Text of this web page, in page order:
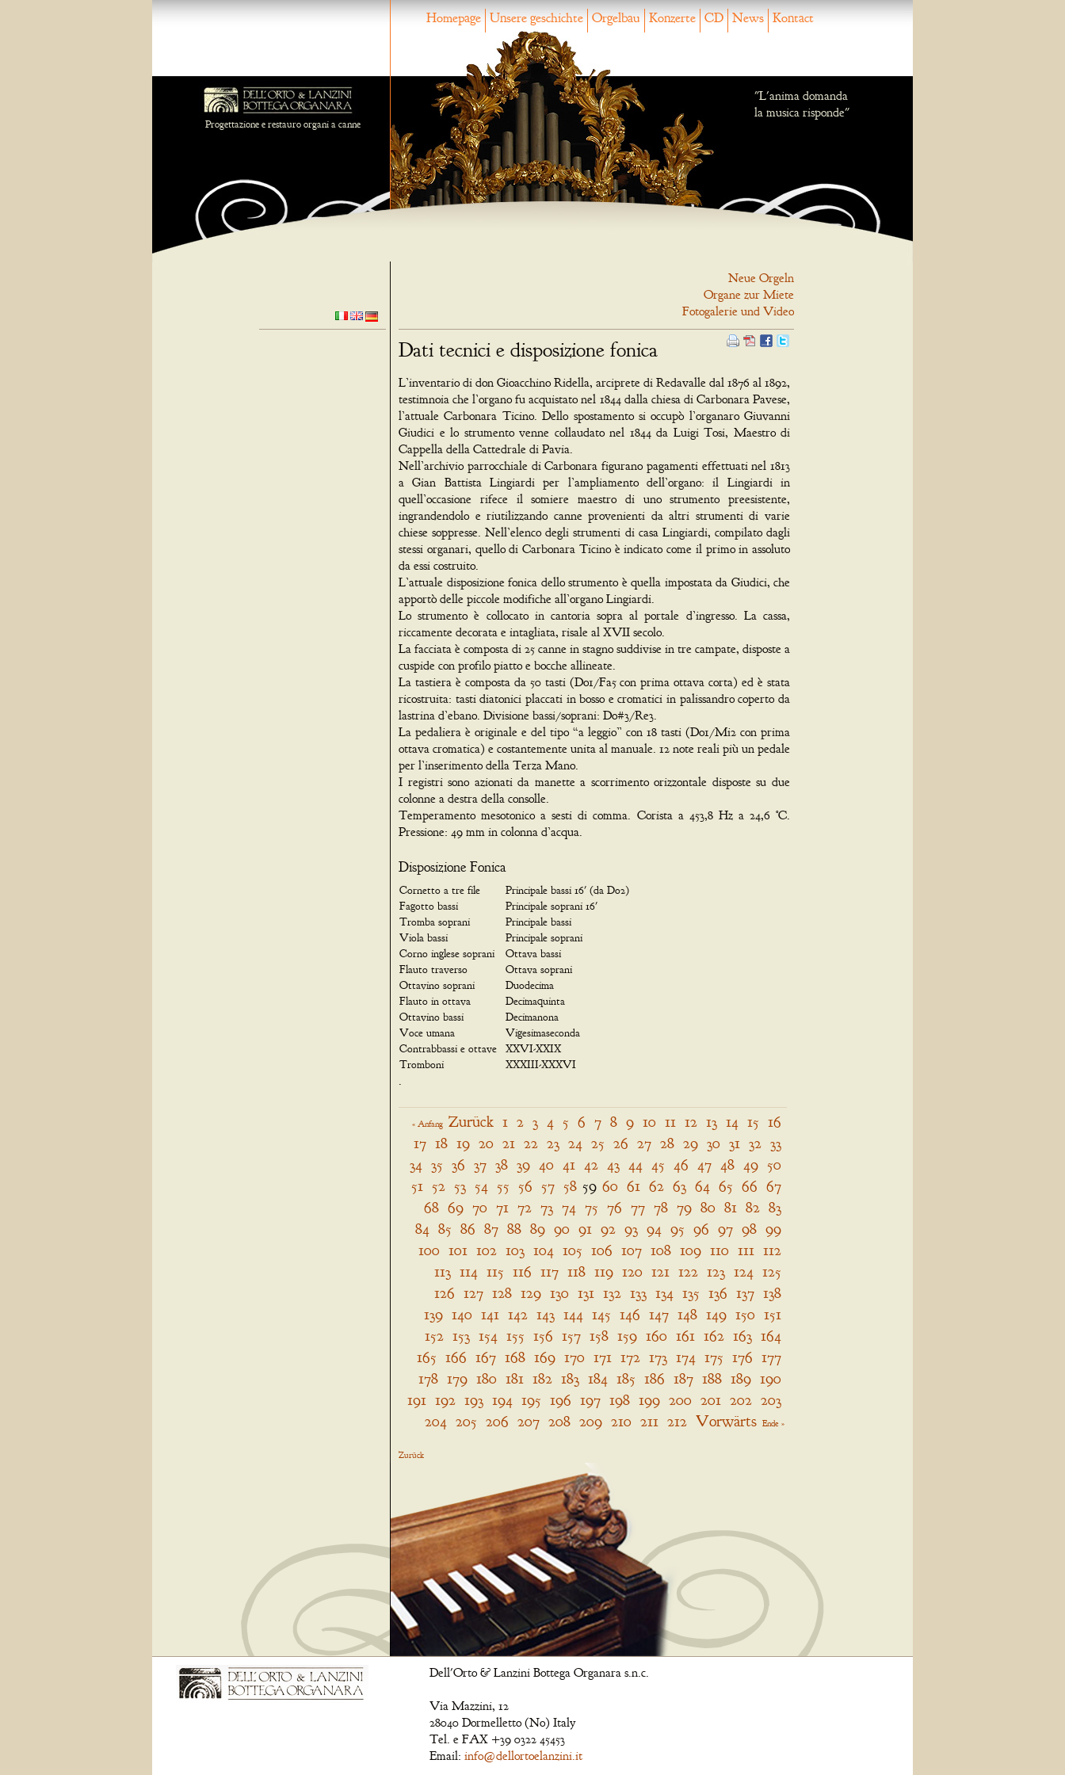
Homepage Unsere geschichte Orgelbau Konzerte CD News Kontact
Progettazione e restauro organi a canne
"L'anima domanda
la musica risponde"
Neue Orgeln
Organe zur Miete
Fotogalerie und Video
Dati tecnici e disposizione fonica
L’inventario di don Gioacchino Ridella, arciprete di Redavalle dal 1876 al 1892,
testimnoia che l’organo fu acquistato nel 1844 dalla chiesa di Carbonara Pavese,
l’attuale Carbonara Ticino. Dello spostamento si occupò l’organaro Giuvanni
Giudici e lo strumento venne collaudato nel 1844 da Luigi Tosi, Maestro di
Cappella della Cattedrale di Pavia.
Nell’archivio parrocchiale di Carbonara figurano pagamenti effettuati nel 1813
a Gian Battista Lingiardi per l’ampliamento dell’organo: il Lingiardi in
quell’occasione rifece il somiere maestro di uno strumento preesistente,
ingrandendolo e riutilizzando canne provenienti da altri strumenti di varie
chiese soppresse. Nell’elenco degli strumenti di casa Lingiardi, compilato dagli
stessi organari, quello di Carbonara Ticino è indicato come il primo in assoluto
da essi costruito.
L’attuale disposizione fonica dello strumento è quella impostata da Giudici, che
apportò delle piccole modifiche all’organo Lingiardi.
Lo strumento è collocato in cantoria sopra al portale d’ingresso. La cassa,
riccamente decorata e intagliata, risale al XVII secolo.
La facciata è composta di 25 canne in stagno suddivise in tre campate, disposte a
cuspide con profilo piatto e bocche allineate.
La tastiera è composta da 50 tasti (Do1/Fa5 con prima ottava corta) ed è stata
ricostruita: tasti diatonici placcati in bosso e cromatici in palissandro coperto da
lastrina d’ebano. Divisione bassi/soprani: Do#3/Re3.
La pedaliera è originale e del tipo “a leggio” con 18 tasti (Do1/Mi2 con prima
ottava cromatica) e costantemente unita al manuale. 12 note reali più un pedale
per l’inserimento della Terza Mano.
I registri sono azionati da manette a scorrimento orizzontale disposte su due
colonne a destra della consolle.
Temperamento mesotonico a sesti di comma. Corista a 453,8 Hz a 24,6 °C.
Pressione: 49 mm in colonna d’acqua.
Disposizione Fonica
Cornetto a tre file
Principale bassi 16' (da Do2)
Fagotto bassi
Principale soprani 16'
Tromba soprani
Principale bassi
Viola bassi
Principale soprani
Corno inglese soprani
Ottava bassi
Flauto traverso
Ottava soprani
Ottavino soprani
Duodecima
Flauto in ottava
Decimaquinta
Ottavino bassi
Decimanona
Voce umana
Vigesimaseconda
Contrabbassi e ottave
XXVI-XXIX
Tromboni
XXXIII-XXXVI
.
« Anfang Zurück 1 2 3 4 5 6 7 8 9 10 11 12 13 14 15 16
17 18 19 20 21 22 23 24 25 26 27 28 29 30 31 32 33
34 35 36 37 38 39 40 41 42 43 44 45 46 47 48 49 50
51 52 53 54 55 56 57 58 59 60 61 62 63 64 65 66 67
68 69 70 71 72 73 74 75 76 77 78 79 80 81 82 83
84 85 86 87 88 89 90 91 92 93 94 95 96 97 98 99
100 101 102 103 104 105 106 107 108 109 110 111 112
113 114 115 116 117 118 119 120 121 122 123 124 125
126 127 128 129 130 131 132 133 134 135 136 137 138
139 140 141 142 143 144 145 146 147 148 149 150 151
152 153 154 155 156 157 158 159 160 161 162 163 164
165 166 167 168 169 170 171 172 173 174 175 176 177
178 179 180 181 182 183 184 185 186 187 188 189 190
191 192 193 194 195 196 197 198 199 200 201 202 203
204 205 206 207 208 209 210 211 212 Vorwärts Ende »
Zurück
Dell'Orto & Lanzini Bottega Organara s.n.c.
Via Mazzini, 12
28040 Dormelletto (No) Italy
Tel. e FAX +39 0322 45453
Email: info@dellortoelanzini.it